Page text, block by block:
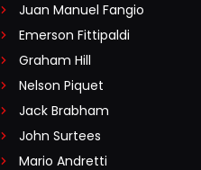
Juan Manuel Fangio
Emerson Fittipaldi
Graham Hill
Nelson Piquet
Jack Brabham
John Surtees
Mario Andretti